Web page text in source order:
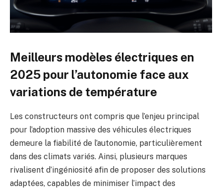
Meilleurs modèles électriques en
2025 pour l’autonomie face aux
variations de température
Les constructeurs ont compris que l’enjeu principal
pour l’adoption massive des véhicules électriques
demeure la fiabilité de l’autonomie, particulièrement
dans des climats variés. Ainsi, plusieurs marques
rivalisent d’ingéniosité afin de proposer des solutions
adaptées, capables de minimiser l’impact des